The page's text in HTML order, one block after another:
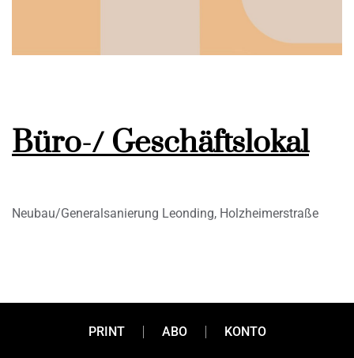
Büro-/ Geschäftslokal
Neubau/Generalsanierung Leonding, Holzheimerstraße
PRINT ABO KONTO